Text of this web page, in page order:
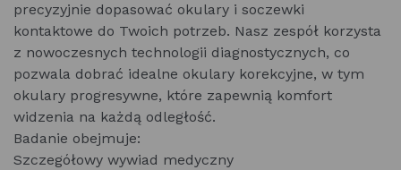
precyzyjnie dopasować okulary i soczewki
kontaktowe do Twoich potrzeb. Nasz zespół korzysta
z nowoczesnych technologii diagnostycznych, co
pozwala dobrać idealne okulary korekcyjne, w tym
okulary progresywne, które zapewnią komfort
widzenia na każdą odległość.
Badanie obejmuje:
Szczegółowy wywiad medyczny